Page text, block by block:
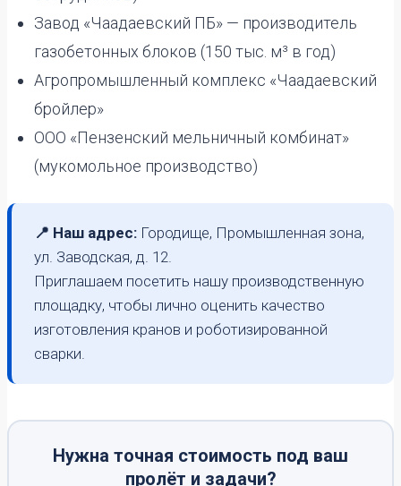
Завод «Чаадаевский ПБ» — производитель
газобетонных блоков (150 тыс. м³ в год)
Агропромышленный комплекс «Чаадаевский
бройлер»
ООО «Пензенский мельничный комбинат»
(мукомольное производство)
📍 Наш адрес: Городище, Промышленная зона,
ул. Заводская, д. 12.
Приглашаем посетить нашу производственную
площадку, чтобы лично оценить качество
изготовления кранов и роботизированной
сварки.
Нужна точная стоимость под ваш
пролёт и задачи?